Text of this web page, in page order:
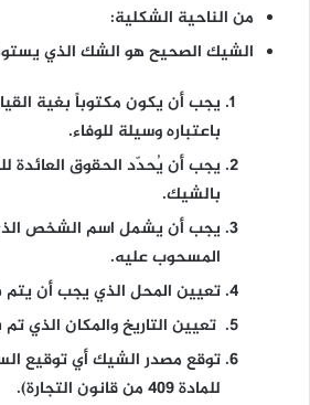
من الناحية الشكلية:
الشيك الصحيح هو الشك الذي
يجب أن يكون مكتوباً بغية
باعتباره وسيلة للوفاء.
يجب أن يُحدّد الحقوق العائدة
بالشيك.
يجب أن يشمل اسم الشخص
المسحوب عليه.
تعيين المحل الذي يجب أن
تعيين التاريخ والمكان الذي
توقع مصدر الشيك أي توقيع
للمادة 409 من قانون التجارة).